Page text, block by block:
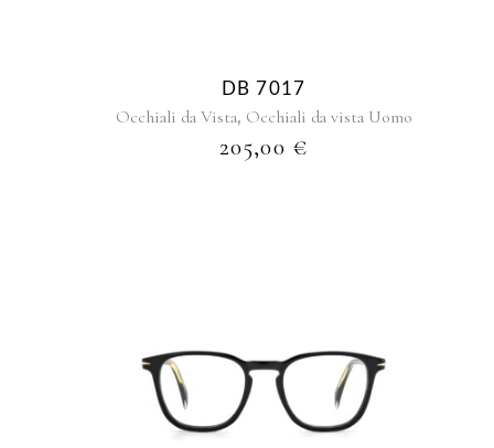
DB 7017
Occhiali da Vista, Occhiali da vista Uomo
205,00 €